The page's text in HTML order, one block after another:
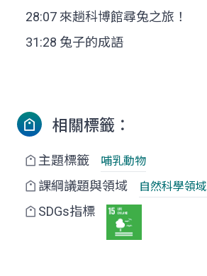
28:07 來趟科博館尋兔之旅！
31:28 兔子的成語
相關標籤：
主題標籤 哺乳動物
課綱議題與領域 自然科學領域
SDGs指標